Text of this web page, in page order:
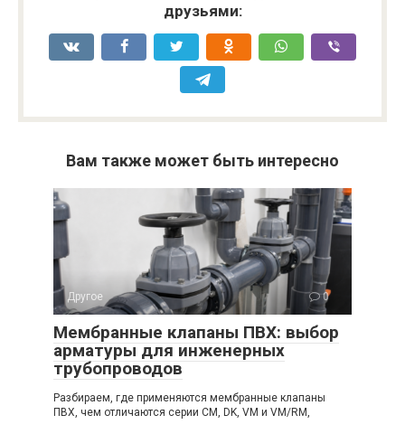
друзьями:
Вам также может быть интересно
Другое 0
Мембранные клапаны ПВХ: выбор
арматуры для инженерных
трубопроводов
Разбираем, где применяются мембранные клапаны
ПВХ, чем отличаются серии CM, DK, VM и VM/RM,